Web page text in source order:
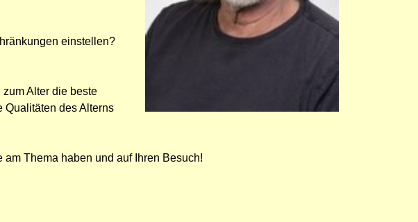
einstellen?
Alter die beste
Qualitäten des Alterns
Thema haben und auf Ihren Besuch!